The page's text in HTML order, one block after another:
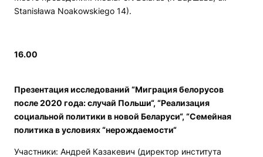
Stanisława Noakowskiego 14).
16.00
Презентация исследований “Миграция белорусов
после 2020 года: случай Польши“, “Реализация
социальной политики в новой Беларуси“, “Семейная
политика в условиях “нерождаемости“
Участники: Андрей Казакевич (директор института